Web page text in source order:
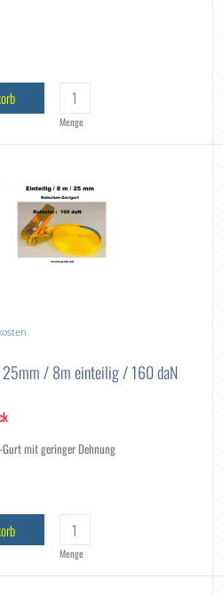
Menge
25mm / 8m einteilig / 160 daN
mit geringer Dehnung
Menge